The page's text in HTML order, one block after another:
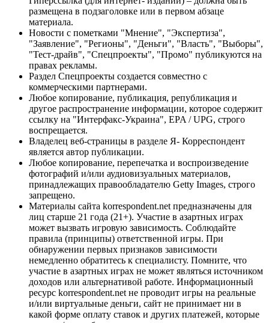
размещена в подзаголовке или в первом абзаце
материала.
Новости с пометками "Мнение", "Экспертиза",
"Заявление", "Регионы", "Деньги", "Власть", "Выборы",
"Тест-драйв", "Спецпроекты", "Промо" публикуются на
правах рекламы.
Раздел Спецпроекты создается совместно с
коммерческими партнерами.
Любое копирование, публикация, републикация и
другое распространение информации, которое содержит
ссылку на "Интерфакс-Украина", EPA / UPG, строго
воспрещается.
Владелец веб-страницы в разделе Я- Корреспондент
является автор публикации.
Любое копирование, перепечатка и воспроизведение
фотографий и/или аудиовизуальных материалов,
принадлежащих правообладателю Getty Images, строго
запрещено.
Материалы сайта korrespondent.net предназначены для
лиц старше 21 года (21+). Участие в азартных играх
может вызвать игровую зависимость. Соблюдайте
правила (принципы) ответственной игры. При
обнаружении первых признаков зависимости
немедленно обратитесь к специалисту. Помните, что
участие в азартных играх не может являться источником
доходов или альтернативой работе. Информационный
ресурс korrespondent.net не проводит игры на реальные
и/или виртуальные деньги, сайт не принимает ни в
какой форме оплату ставок и других платежей, которые